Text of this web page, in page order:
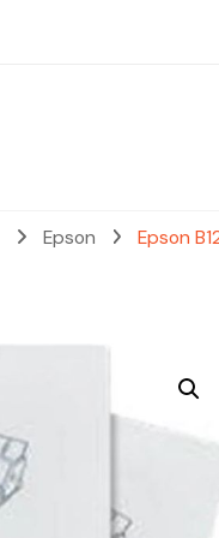
Epson Epson